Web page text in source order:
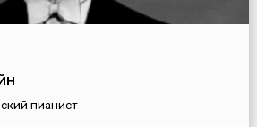
пианист